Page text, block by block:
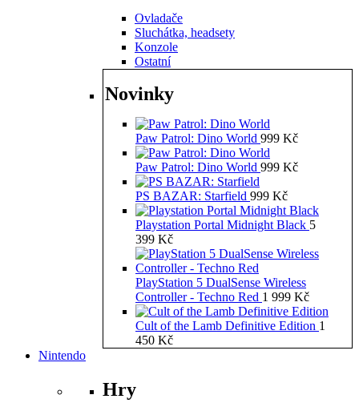
Ovladače
Sluchátka, headsety
Konzole
Ostatní
Novinky
Paw Patrol: Dino World 999 Kč
Paw Patrol: Dino World 999 Kč
PS BAZAR: Starfield 999 Kč
Playstation Portal Midnight Black 5
399 Kč
PlayStation 5 DualSense Wireless
Controller - Techno Red 1 999 Kč
Cult of the Lamb Definitive Edition 1
450 Kč
Nintendo
Hry